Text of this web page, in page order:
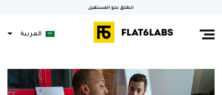
انطلق نحو المستقبل
العربية